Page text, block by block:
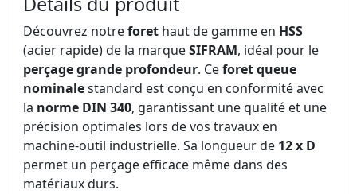
Découvrez notreforet haut de gamme en HSS
(acier rapide) de la marqueSIFRAM, idéal pour le
perçage grande profondeur. Ceforet queue
nominalestandard est conçu en conformité avec
la norme DIN 340, garantissant une qualité et une
précision optimales lors de vos travaux en
machine-outil industrielle. Sa longueur de 12 x D
permet un perçage efficace même dans des
matériaux durs.